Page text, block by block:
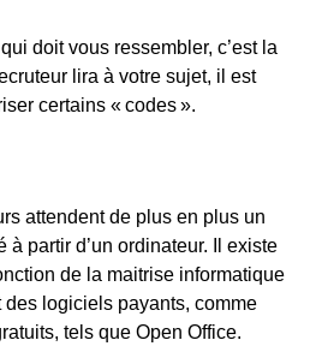
doit vous ressembler, c’est la
lira à votre sujet, il est
certains « codes ».
attendent de plus en plus un
partir d’un ordinateur. Il existe
de la maitrise informatique
logiciels payants, comme
tels que Open Office.